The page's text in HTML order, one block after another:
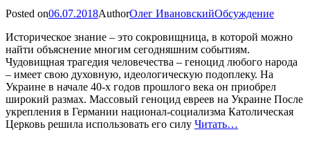
Posted on06.07.2018AuthorОлег ИвановскийОбсуждение
Историческое знание – это сокровищница, в которой можно
найти объяснение многим сегодняшним событиям.
Чудовищная трагедия человечества – геноцид любого народа
– имеет свою духовную, идеологическую подоплеку. На
Украине в начале 40-х годов прошлого века он приобрел
широкий размах. Массовый геноцид евреев на Украине После
укрепления в Германии национал-социализма Католическая
Церковь решила использовать его силу Читать…